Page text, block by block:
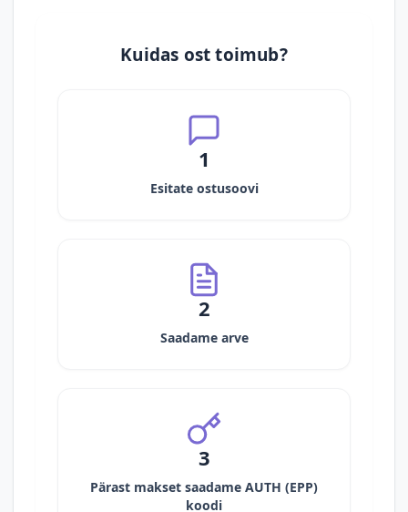
Kuidas ost toimub?
1
Esitate ostusoovi
2
Saadame arve
3
Pärast makset saadame AUTH (EPP)
koodi